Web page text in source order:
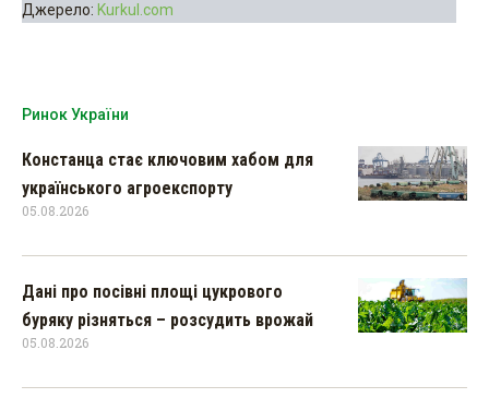
Джерело: Kurkul.com
Ринок України
Констанца стає ключовим хабом для
українського агроекспорту
05.08.2026
Дані про посівні площі цукрового
буряку різняться – розсудить врожай
05.08.2026